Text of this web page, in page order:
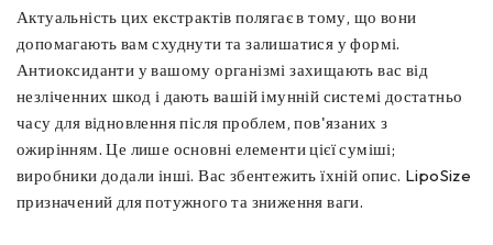
Актуальність цих екстрактів полягає в тому, що вони
допомагають вам схуднути та залишатися у формі.
Антиоксиданти у вашому організмі захищають вас від
незліченних шкод і дають вашій імунній системі достатньо
часу для відновлення після проблем, пов'язаних з
ожирінням. Це лише основні елементи цієї суміші;
виробники додали інші. Вас збентежить їхній опис. LipoSize
призначений для потужного та зниження ваги.